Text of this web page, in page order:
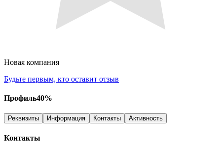
Новая компания
Будьте первым, кто оставит отзыв
Профиль40%
Реквизиты Информация Контакты Активность
Контакты